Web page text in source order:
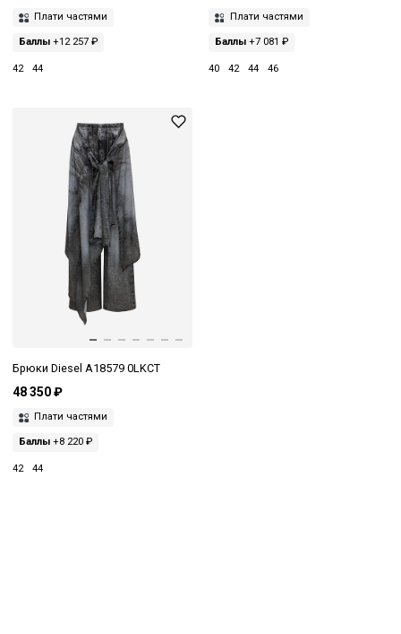
Плати частями
Баллы +12 257 ₽
42 44
Плати частями
Баллы+7 081 ₽
40 42 44 46
Брюки Diesel A18579 0LKCT
48 350 ₽
Плати частями
Баллы +8 220 ₽
42 44